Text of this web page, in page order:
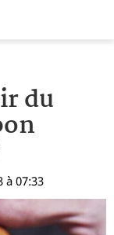
du
à 07:33